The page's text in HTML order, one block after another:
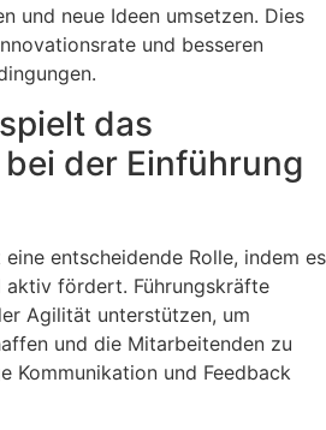
und neue Ideen umsetzen. Dies
und besseren
das
der Einführung
entscheidende Rolle, indem es
fördert. Führungskräfte
Agilität unterstützen, um
und die Mitarbeitenden zu
Kommunikation und Feedback